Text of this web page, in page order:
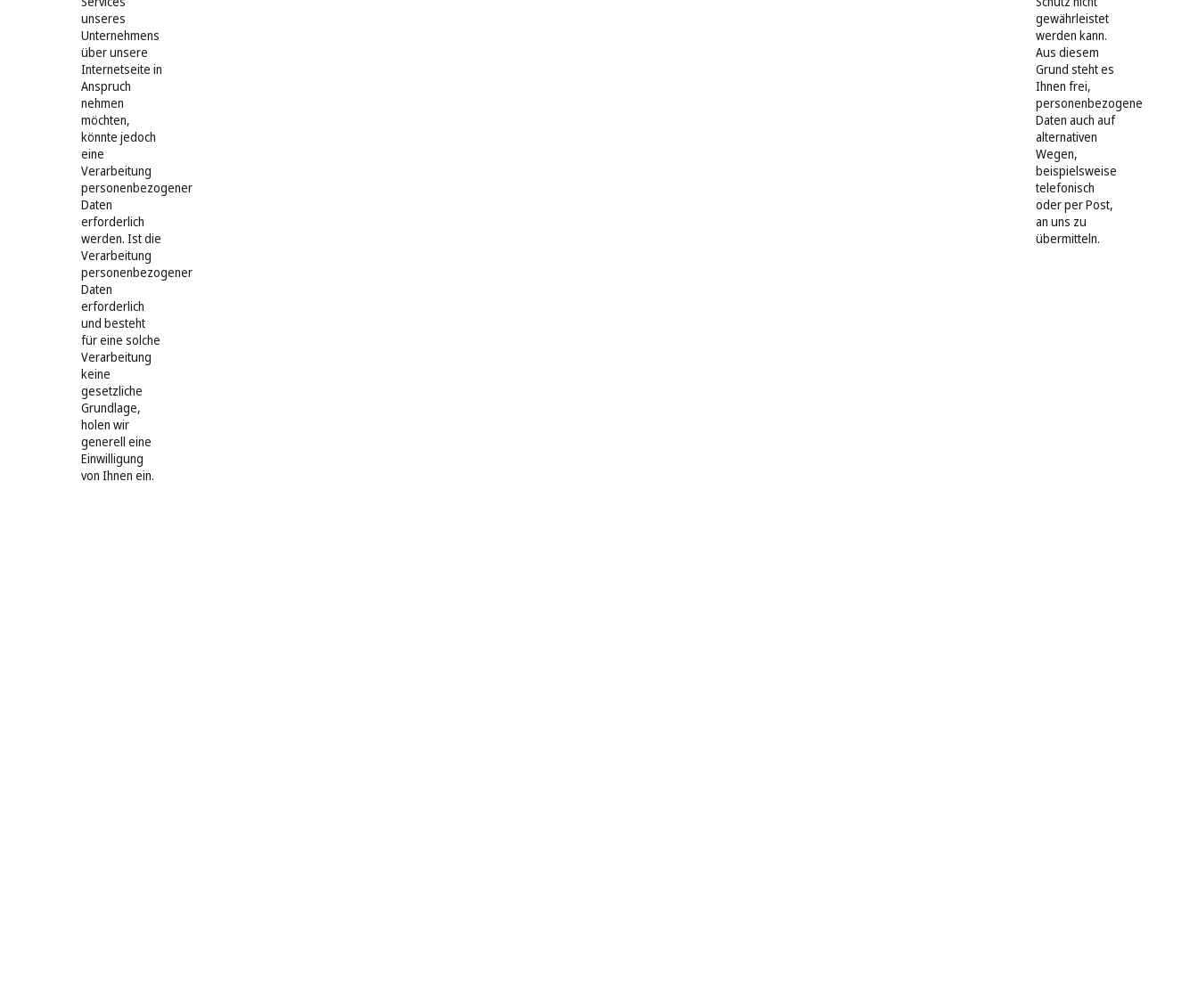
unseres
Unternehmens
über unsere
Internetseite in
Anspruch
nehmen
möchten,
könnte jedoch
eine
Verarbeitung
personenbezogener
Daten
erforderlich
werden. Ist die
Verarbeitung
personenbezogener
Daten
erforderlich
und besteht
für eine solche
Verarbeitung
keine
gesetzliche
Grundlage,
holen wir
generell eine
Einwilligung
von Ihnen ein.
gewährleistet
werden kann.
Aus diesem
Grund steht es
Ihnen frei,
personenbezogene
Daten auch auf
alternativen
Wegen,
beispielsweise
telefonisch
oder per Post,
an uns zu
übermitteln.